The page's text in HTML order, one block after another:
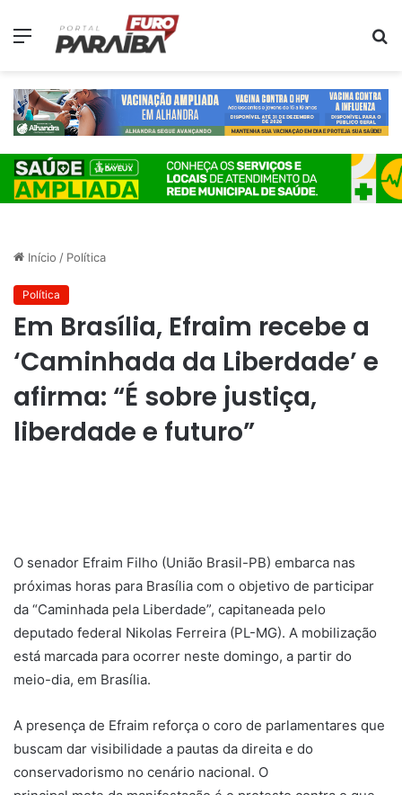
Menu
Início / Política
Política
Em Brasília, Efraim recebe a
‘Caminhada da Liberdade’ e
afirma: “É sobre justiça,
liberdade e futuro”
​O senador Efraim Filho (União Brasil-PB) embarca nas
próximas horas para Brasília com o objetivo de participar
da “Caminhada pela Liberdade”, capitaneada pelo
deputado federal Nikolas Ferreira (PL-MG). A mobilização
está marcada para ocorrer neste domingo, a partir do
meio-dia, em Brasília.
A presença de Efraim reforça o coro de parlamentares que
buscam dar visibilidade a pautas da direita e do
conservadorismo no cenário nacional. O